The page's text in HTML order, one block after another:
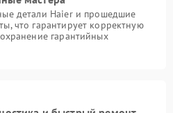
детали Haier и прошедшие
что гарантирует корректную
гарантийных